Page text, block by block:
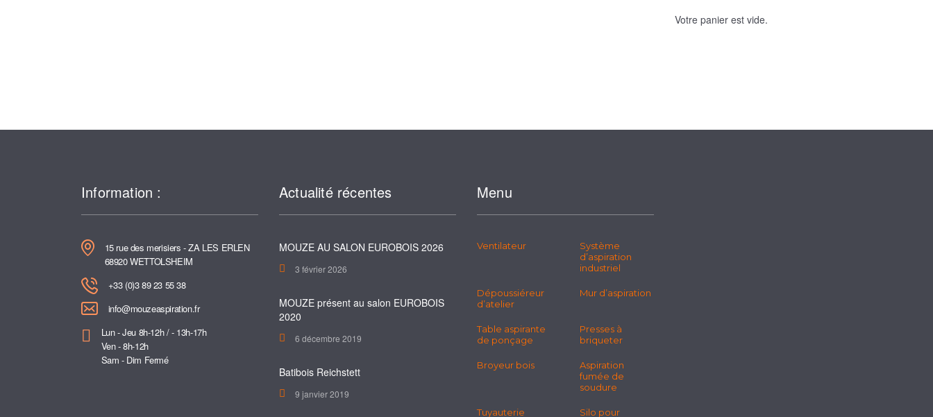
Votre panier est vide.
Information :
15 rue des merisiers - ZA LES ERLEN
68920 WETTOLSHEIM
+33 (0)3 89 23 55 38
info@mouzeaspiration.fr
Lun - Jeu 8h-12h / - 13h-17h
Ven - 8h-12h
Sam - Dim Fermé
Actualité récentes
MOUZE AU SALON EUROBOIS 2026
3 février 2026
MOUZE présent au salon EUROBOIS
2020
6 décembre 2019
Batibois Reichstett
9 janvier 2019
Menu
Ventilateur
Système
d’aspiration
industriel
Dépoussiéreur
d’atelier
Mur d’aspiration
Table aspirante
de ponçage
Presses à
briqueter
Broyeur bois
Aspiration
fumée de
soudure
Tuyauterie Silo pour